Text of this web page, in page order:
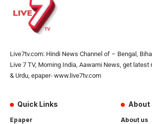
Live7tv.com: Hindi News Channel of – Bengal,
Live 7 TV, Morning India, Aawami News, get latest
& Urdu, epaper- www.live7tv.com
Quick Links
Epaper
About
About us